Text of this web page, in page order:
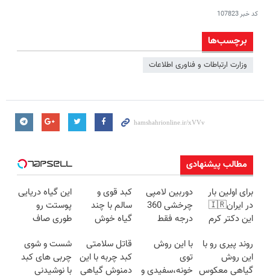
کد خبر107823
برچسب‌ها
وزارت ارتباطات‌ و فناوری اطلاعات
مطالب پیشنهادی
برای اولین بار
در ایران🇮🇷
این دکتر کرم
روزه ساخت!
دوربین لامپی
چرخشی 360
درجه فقط
🔥 پرداخت
درب منزل
کبد قوی و
سالم با چند
گیاه خوش
این گیاه دریایی
پوستت رو
طوری صاف
20سال جوون
شدی🔥
روند پیری رو با
این روش
گیاهی معکوس
با این روش
توی
خونه،سفیدی و
قاتل سلامتی
کبد چربه با این
دمنوش گیاهی
شست و شوی
چربی های کبد
با نوشیدنی